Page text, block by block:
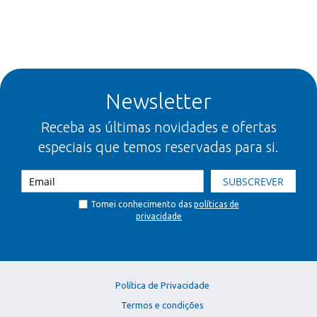
Newsletter
Receba as últimas novidades e ofertas
especiais que temos reservadas para si.
SUBSCREVER
Tomei conhecimento das políticas de
privacidade
Política de Privacidade
Termos e condições